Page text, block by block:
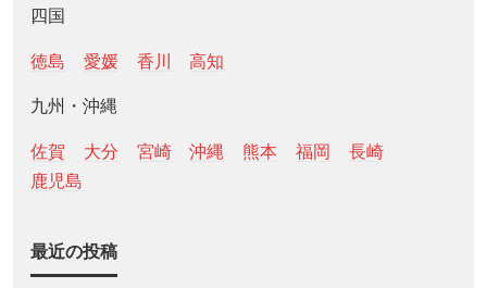
四国
徳島 愛媛 香川 高知
九州・沖縄
佐賀 大分 宮崎 沖縄 熊本 福岡
長崎
鹿児島
最近の投稿